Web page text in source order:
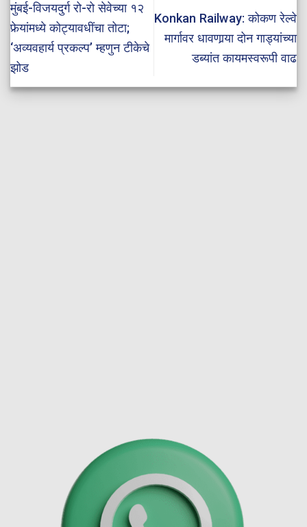
मुंबई-विजयदुर्ग रो-रो सेवेच्या १२
फेर्‍यांमध्ये कोट्यावधींचा तोटा;
‘अव्यवहार्य प्रकल्प’ म्हणुन टीकेचे
झोड
Konkan Railway: कोकण रेल्वे
मार्गावर धावणार्‍या दोन गाड्यांच्या
डब्यांत कायमस्वरूपी वाढ